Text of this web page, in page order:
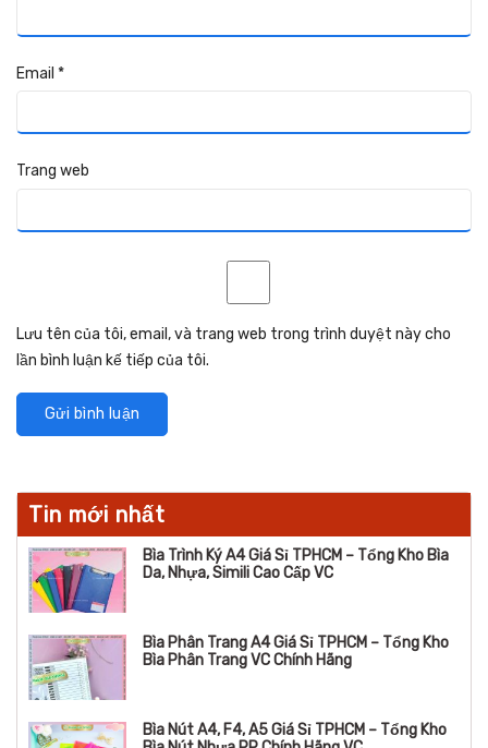
Email *
Trang web
Lưu tên của tôi, email, và trang web trong trình duyệt này cho
lần bình luận kế tiếp của tôi.
Tin mới nhất
Bìa Trình Ký A4 Giá Sỉ TPHCM – Tổng Kho Bìa
Da, Nhựa, Simili Cao Cấp VC
Bìa Phân Trang A4 Giá Sỉ TPHCM – Tổng Kho
Bìa Phân Trang VC Chính Hãng
Bìa Nút A4, F4, A5 Giá Sỉ TPHCM – Tổng Kho